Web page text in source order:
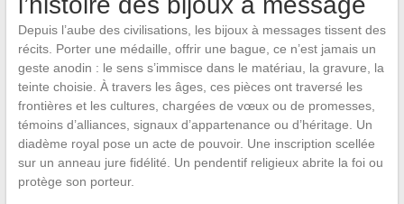
Depuis l’aube des civilisations, les bijoux à messages tissent des
récits. Porter une médaille, offrir une bague, ce n’est jamais un
geste anodin : le sens s’immisce dans le matériau, la gravure, la
teinte choisie. À travers les âges, ces pièces ont traversé les
frontières et les cultures, chargées de vœux ou de promesses,
témoins d’alliances, signaux d’appartenance ou d’héritage. Un
diadème royal pose un acte de pouvoir. Une inscription scellée
sur un anneau jure fidélité. Un pendentif religieux abrite la foi ou
protège son porteur.